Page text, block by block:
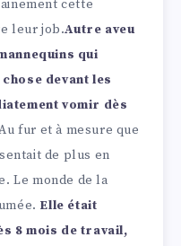
cette
leur job.Autre aveu
qui
devant les
vomir dès
fur et à mesure que
de plus en
Le monde de la
Elle était
8 mois de travail,